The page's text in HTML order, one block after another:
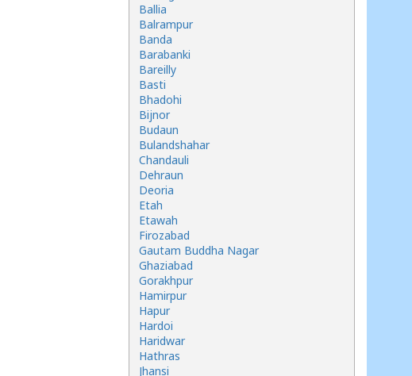
Ballia
Balrampur
Banda
Barabanki
Bareilly
Basti
Bhadohi
Bijnor
Budaun
Bulandshahar
Chandauli
Dehraun
Deoria
Etah
Etawah
Firozabad
Gautam Buddha Nagar
Ghaziabad
Gorakhpur
Hamirpur
Hapur
Hardoi
Haridwar
Hathras
Jhansi